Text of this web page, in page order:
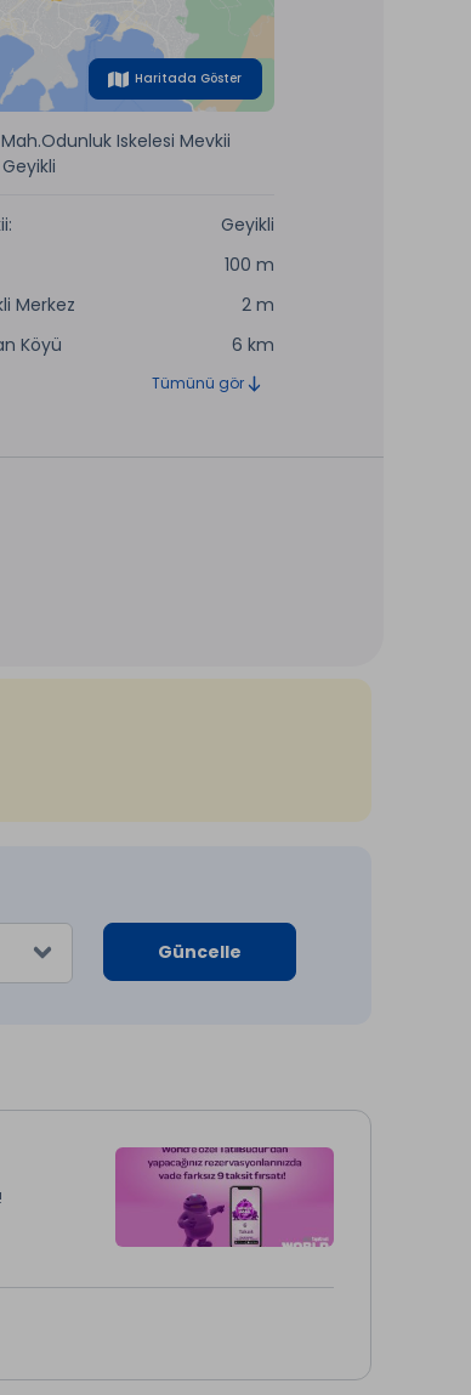
Haritada Göster
Iskelesi Mevkii
Geyikli
100 m
Merkez
2 m
Köyü
6 km
Tümünü gör
Güncelle